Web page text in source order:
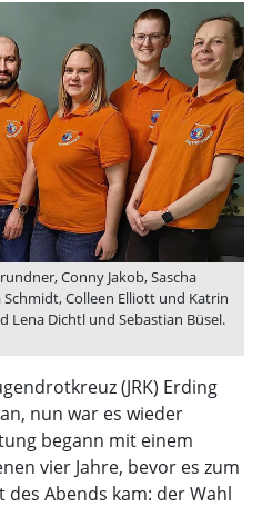
Conny Jakob, Sascha
Schmidt, Colleen Elliott und Katrin
Lena Dichtl und Sebastian Büsel.
(JRK) Erding
nun war es wieder
begann mit einem
vier Jahre, bevor es zum
Abends kam: der Wahl